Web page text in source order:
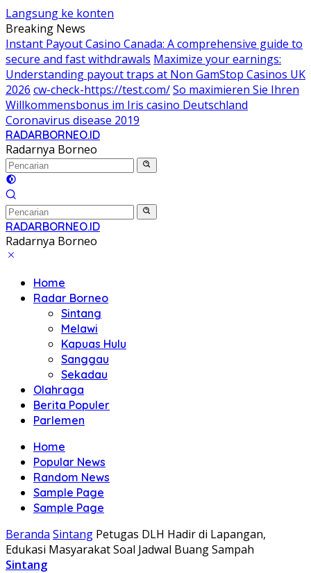
Langsung ke konten
Breaking News
Instant Payout Casino Canada: A comprehensive guide to
secure and fast withdrawals Maximize your earnings:
Understanding payout traps at Non GamStop Casinos UK
2026 cw-check-https://test.com/So maximieren Sie Ihren
Willkommensbonus im Iris casino Deutschland
Coronavirus disease 2019
RADARBORNEO.ID
Radarnya Borneo
RADARBORNEO.ID
Radarnya Borneo
Home
Radar Borneo
Sintang
Melawi
Kapuas Hulu
Sanggau
Sekadau
Olahraga
Berita Populer
Parlemen
Home
Popular News
Random News
Sample Page
Sample Page
Beranda Sintang Petugas DLH Hadir di Lapangan,
Edukasi Masyarakat Soal Jadwal Buang Sampah
Sintang